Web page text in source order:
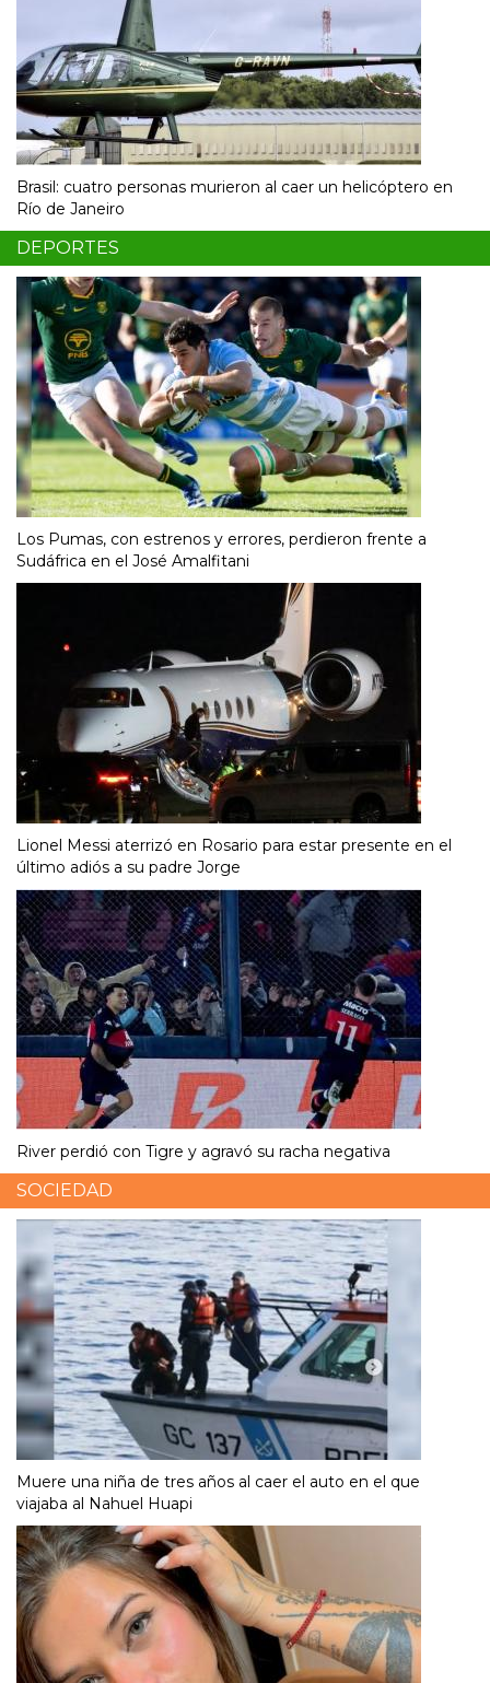
Brasil: cuatro personas murieron al caer un helicóptero en
Río de Janeiro
DEPORTES
Los Pumas, con estrenos y errores, perdieron frente a
Sudáfrica en el José Amalfitani
Lionel Messi aterrizó en Rosario para estar presente en el
último adiós a su padre Jorge
River perdió con Tigre y agravó su racha negativa
SOCIEDAD
Muere una niña de tres años al caer el auto en el que
viajaba al Nahuel Huapi